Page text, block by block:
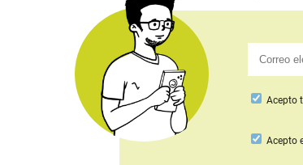
Acepto
Acepto